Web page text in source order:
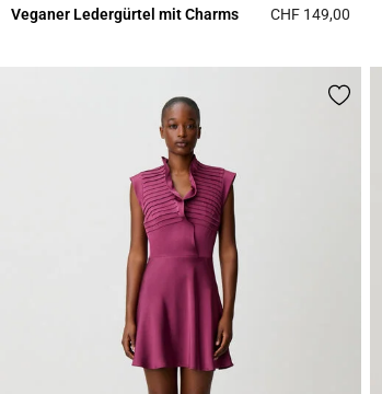
Veganer Ledergürtel mit Charms CHF 149,00